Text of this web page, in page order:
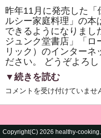
昨年11月に発売した
ルシー家庭料理」の本
できるようになりまし
ジュンク堂書店」「ロ
リック）のインターネ
ださい。 どうぞよろし
▼続きを読む
「maruzen
ジ
ク
堂
コメントを受け付けていませ
Copyright(C) 2026 healthy-